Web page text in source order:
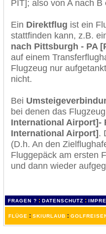
PIT]; also von A nach B
Ein Direktflug ist ein
stattfinden kann, z.B.
nach Pittsburgh - PA
auf einem
Flugzeug nur
nicht.
Bei
bei denen das
International Airport]-
International Airport].
(D.h. An den
Fluggepäck am ersten
und dann wieder
FRAGEN ? : DATENSCHUTZ :
FLÜGE : SKIURLAUB :